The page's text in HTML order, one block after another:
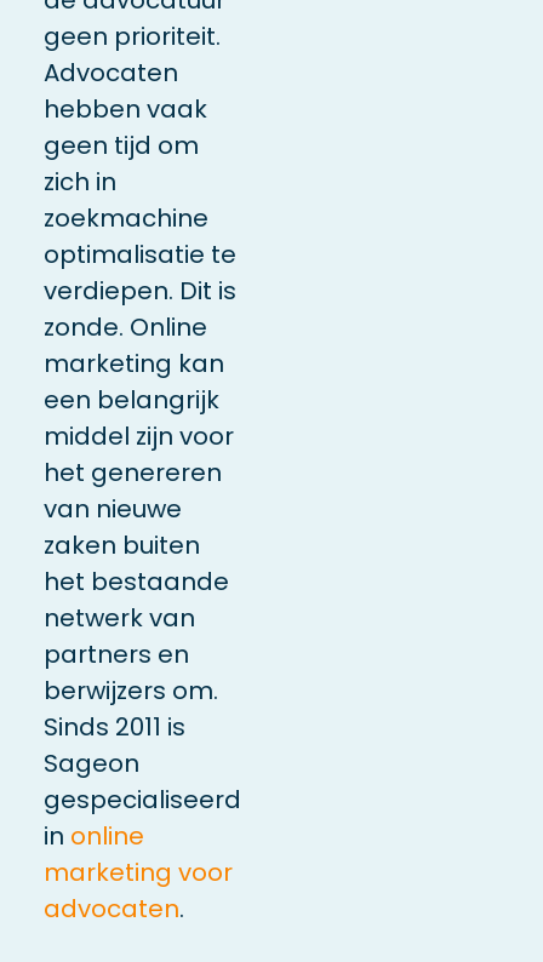
geen prioriteit.
Advocaten
hebben vaak
geen tijd om
zich in
zoekmachine
optimalisatie te
verdiepen. Dit is
zonde. Online
marketing kan
een belangrijk
middel zijn voor
het genereren
van nieuwe
zaken buiten
het bestaande
netwerk van
partners en
berwijzers om.
Sinds 2011 is
Sageon
gespecialiseerd
in online
marketing voor
advocaten.